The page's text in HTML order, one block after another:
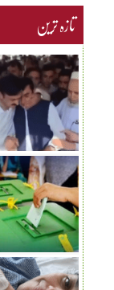
تازہ ترین